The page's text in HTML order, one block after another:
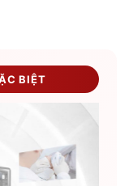
BIỆT